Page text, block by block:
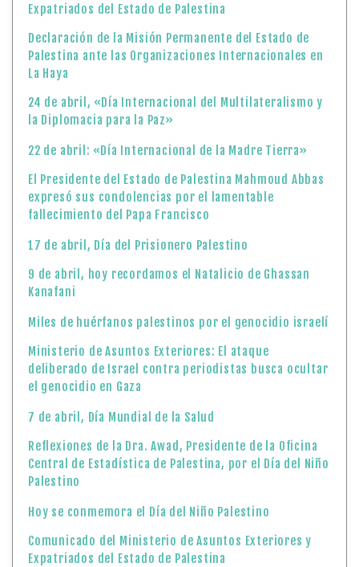
Expatriados del Estado de Palestina
Declaración de la Misión Permanente del Estado de
Palestina ante las Organizaciones Internacionales en
La Haya
24 de abril, «Día Internacional del Multilateralismo y
la Diplomacia para la Paz»
22 de abril: «Día Internacional de la Madre Tierra»
El Presidente del Estado de Palestina Mahmoud Abbas
expresó sus condolencias por el lamentable
fallecimiento del Papa Francisco
17 de abril, Día del Prisionero Palestino
9 de abril, hoy recordamos el Natalicio de Ghassan
Kanafani
Miles de huérfanos palestinos por el genocidio israelí
Ministerio de Asuntos Exteriores: El ataque
deliberado de Israel contra periodistas busca ocultar
el genocidio en Gaza
7 de abril, Día Mundial de la Salud
Reflexiones de la Dra. Awad, Presidente de la Oficina
Central de Estadística de Palestina, por el Día del Niño
Palestino
Hoy se conmemora el Día del Niño Palestino
Comunicado del Ministerio de Asuntos Exteriores y
Expatriados del Estado de Palestina